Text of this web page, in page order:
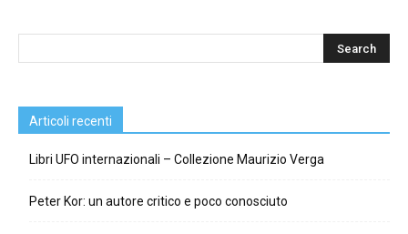
Articoli recenti
Libri UFO internazionali – Collezione Maurizio Verga
Peter Kor: un autore critico e poco conosciuto